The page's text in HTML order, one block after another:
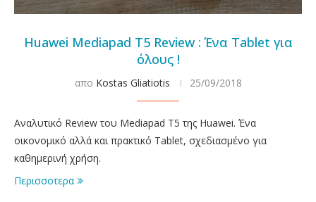
Huawei Mediapad T5 Review : Ένα Tablet για
όλους !
απο Kostas Gliatiotis 25/09/2018
Αναλυτικό Review του Mediapad T5 της Huawei. Ένα
οικονομικό αλλά και πρακτικό Tablet, σχεδιασμένο για
καθημερινή χρήση.
Περισσοτερα